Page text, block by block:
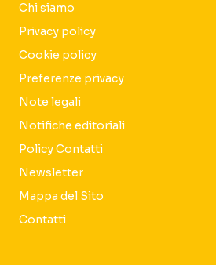
Chi siamo
Privacy policy
Cookie policy
Preferenze privacy
Note legali
Notifiche editoriali
Policy Contatti
Newsletter
Mappa del Sito
Contatti